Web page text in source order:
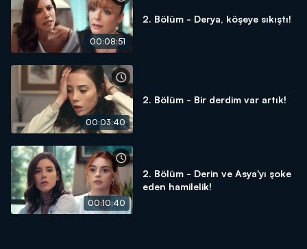
00:08:51
2. Bölüm - Derya, köşeye sıkıştı!
00:03:40
2. Bölüm - Bir derdim var artık!
00:10:40
2. Bölüm - Derin ve Asya'yı şoke
eden hamilelik!